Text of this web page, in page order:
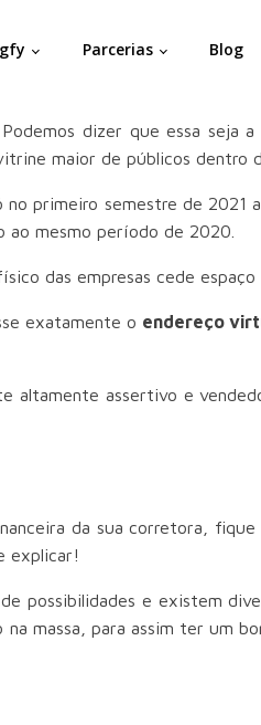
Parcerias Blog
dizer que essa seja
maior de públicos dentro
primeiro semestre de 2021
ao mesmo período de 2020.
das empresas cede
exatamente o endereço
assertivo e
da sua corretora,
explicar!
possibilidades e existem
massa, para assim ter um